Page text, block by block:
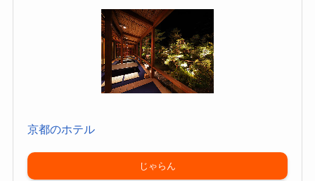
京都のホテル
じゃらん